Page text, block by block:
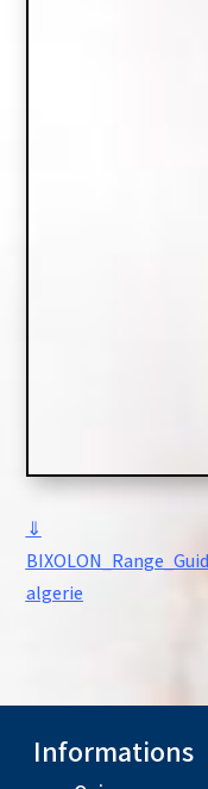
⇓
algerie
Informations